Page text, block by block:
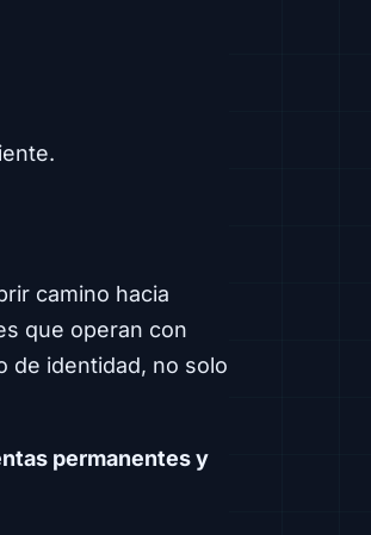
camino hacia
que operan con
de identidad, no solo
permanentes y